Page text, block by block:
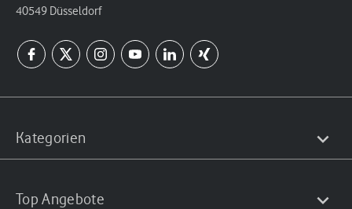
40549 Düsseldorf
Kategorien
Top Angebote